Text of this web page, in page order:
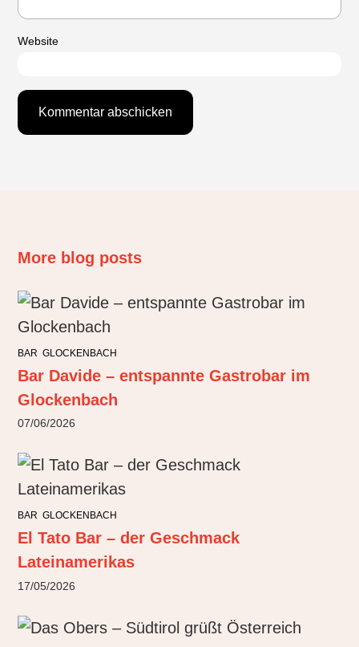
Website
More blog posts
BAR GLOCKENBACH
Bar Davide – entspannte Gastrobar im
Glockenbach
07/06/2026
BAR GLOCKENBACH
El Tato Bar – der Geschmack
Lateinamerikas
17/05/2026